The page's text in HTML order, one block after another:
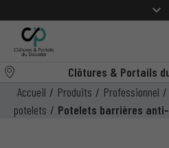
Clôtures & Portails
Accueil / Produits / Professionnel /
potelets / Potelets barrières